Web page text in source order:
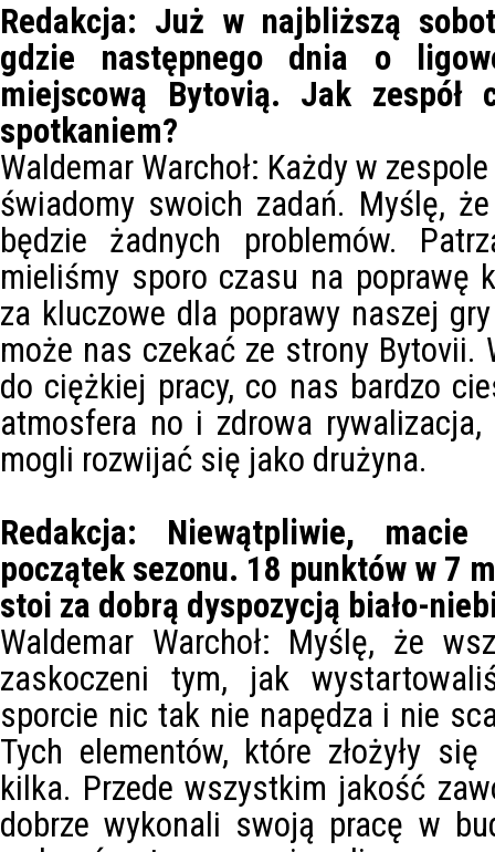
Redakcja: Już w najbliższą
gdzie następnego dnia o
miejscową Bytovią. Jak zespół
spotkaniem?
Waldemar Warchoł: Każdy w
świadomy swoich zadań. Myślę,
będzie żadnych problemów.
mieliśmy sporo czasu na poprawę
za kluczowe dla poprawy naszej
może nas czekać ze strony
do ciężkiej pracy, co nas bardzo
atmosfera no i zdrowa
mogli rozwijać się jako drużyna.
Redakcja: Niewątpliwie,
początek sezonu. 18 punktów w 7
stoi za dobrą dyspozycją biało-
Waldemar Warchoł: Myślę, że
zaskoczeni tym, jak
sporcie nic tak nie napędza i nie
Tych elementów, które złożyły
kilka. Przede wszystkim jakość
dobrze wykonali swoją pracę w